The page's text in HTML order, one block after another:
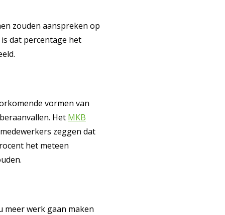
zouden aanspreken op
dat percentage het
vormen van
Het MKB
zeggen dat
het meteen
meer werk gaan maken